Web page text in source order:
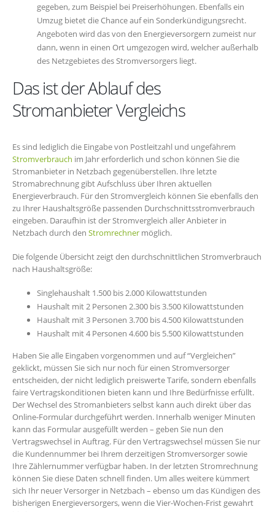
gegeben, zum Beispiel bei Preiserhöhungen. Ebenfalls ein
Umzug bietet die Chance auf ein Sonderkündigungsrecht.
Angeboten wird das von den Energieversorgern zumeist nur
dann, wenn in einen Ort umgezogen wird, welcher außerhalb
des Netzgebietes des Stromversorgers liegt.
Das ist der Ablauf des
Stromanbieter Vergleichs
Es sind lediglich die Eingabe von Postleitzahl und ungefährem
Stromverbrauch im Jahr erforderlich und schon können Sie die
Stromanbieter in Netzbach gegenüberstellen. Ihre letzte
Stromabrechnung gibt Aufschluss über Ihren aktuellen
Energieverbrauch. Für den Stromvergleich können Sie ebenfalls den
zu Ihrer Haushaltsgröße passenden Durchschnittsstromverbrauch
eingeben. Daraufhin ist der Stromvergleich aller Anbieter in
Netzbach durch den Stromrechner möglich.
Die folgende Übersicht zeigt den durchschnittlichen Stromverbrauch
nach Haushaltsgröße:
Singlehaushalt 1.500 bis 2.000 Kilowattstunden
Haushalt mit 2 Personen 2.300 bis 3.500 Kilowattstunden
Haushalt mit 3 Personen 3.700 bis 4.500 Kilowattstunden
Haushalt mit 4 Personen 4.600 bis 5.500 Kilowattstunden
Haben Sie alle Eingaben vorgenommen und auf “Vergleichen”
geklickt, müssen Sie sich nur noch für einen Stromversorger
entscheiden, der nicht lediglich preiswerte Tarife, sondern ebenfalls
faire Vertragskonditionen bieten kann und Ihre Bedürfnisse erfüllt.
Der Wechsel des Stromanbieters selbst kann auch direkt über das
Online-Formular durchgeführt werden. Innerhalb weniger Minuten
kann das Formular ausgefüllt werden – geben Sie nun den
Vertragswechsel in Auftrag. Für den Vertragswechsel müssen Sie nur
die Kundennummer bei Ihrem derzeitigen Stromversorger sowie
Ihre Zählernummer verfügbar haben. In der letzten Stromrechnung
können Sie diese Daten schnell finden. Um alles weitere kümmert
sich Ihr neuer Versorger in Netzbach – ebenso um das Kündigen des
bisherigen Energieversorgers, wenn die Vier-Wochen-Frist gewahrt